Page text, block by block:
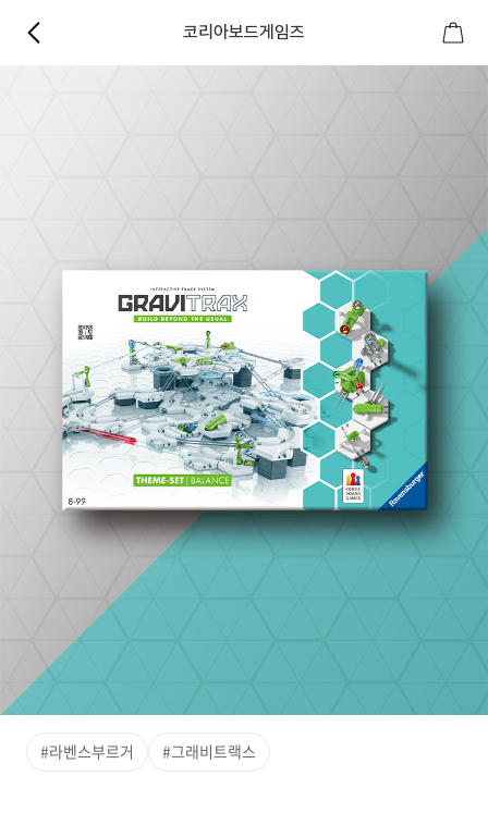
코리아보드게임즈
#라벤스부르거 #그래비트랙스